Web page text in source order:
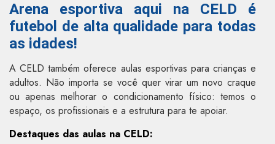
Arena esportiva aqui na CELD é
futebol de alta qualidade para todas
as idades!
A CELD também oferece aulas esportivas para crianças e
adultos. Não importa se você quer virar um novo craque
ou apenas melhorar o condicionamento físico: temos o
espaço, os profissionais e a estrutura para te apoiar.
Destaques das aulas na CELD: